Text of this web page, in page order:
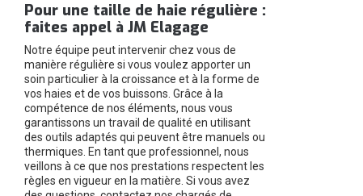
Pour une taille de haie régulière :
faites appel à JM Elagage
Notre équipe peut intervenir chez vous de
manière régulière si vous voulez apporter un
soin particulier à la croissance et à la forme de
vos haies et de vos buissons. Grâce à la
compétence de nos éléments, nous vous
garantissons un travail de qualité en utilisant
des outils adaptés qui peuvent être manuels ou
thermiques. En tant que professionnel, nous
veillons à ce que nos prestations respectent les
règles en vigueur en la matière. Si vous avez